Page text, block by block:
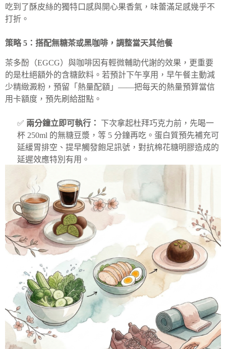
吃到了酥皮絲的獨特口感與開心果香氣，味蕾滿足感幾乎不
打折。
策略 5：搭配無糖茶或黑咖啡，調整當天其他餐
茶多酚（EGCG）與咖啡因有輕微輔助代謝的效果，更重要
的是杜絕額外的含糖飲料。若預計下午享用，早午餐主動減
少精緻澱粉，預留「熱量配額」——把每天的熱量預算當信
用卡額度，預先刷給甜點。
✅ 兩分鐘立即可執行：
下次拿起杜拜巧克力前，先喝一
杯 250ml 的無糖豆漿，等 5 分鐘再吃。蛋白質預先補充可
延緩胃排空、提早觸發飽足訊號，對抗棉花糖明膠造成的
延遲效應特別有用。